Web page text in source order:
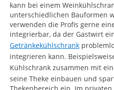
kann bei einem
unterschiedlichen Bauformen
verwenden die Profis gerne
integrierbar, da der Gastwirt
Getränkekühlschrank
integrieren kann.
Kühlschrank zusammen mit
seine Theke einbauen und